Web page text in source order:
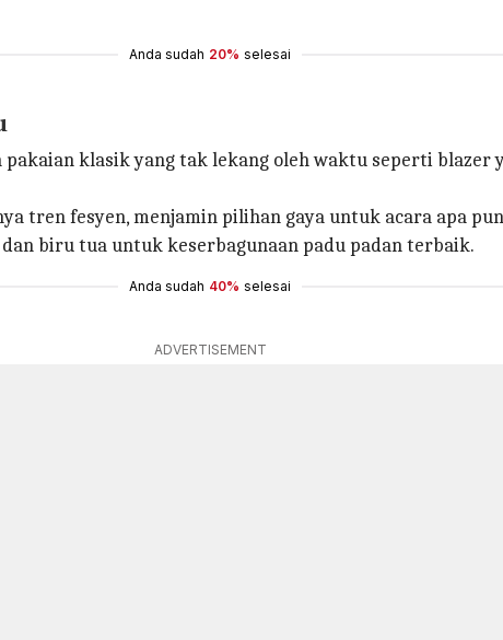
Anda sudah 20% selesai
klasik yang tak lekang oleh waktu seperti blazer
tren fesyen, menjamin pilihan gaya untuk acara apa
biru tua untuk keserbagunaan padu padan terbaik.
Anda sudah 40% selesai
ADVERTISEMENT